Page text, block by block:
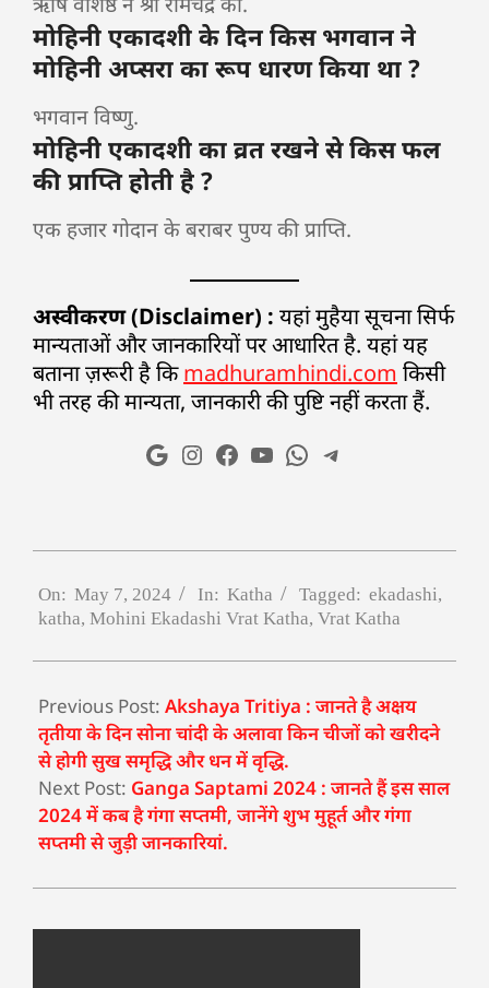
मोहिनी एकादशी के दिन किस भगवान ने
मोहिनी अप्सरा का रूप धारण किया था ?
भगवान विष्णु.
मोहिनी एकादशी का व्रत रखने से किस फल
की प्राप्ति होती है ?
एक हजार गोदान के बराबर पुण्य की प्राप्ति.
अस्वीकरण (Disclaimer) : यहां मुहैया सूचना सिर्फ
मान्यताओं और जानकारियों पर आधारित है. यहां यह
बताना ज़रूरी है किmadhuramhindi.com किसी
भी तरह की मान्यता, जानकारी की पुष्टि नहीं करता हैं.
On: May 7, 2024 In: Katha Tagged: ekadashi,
katha, Mohini Ekadashi Vrat Katha, Vrat Katha
Previous Post: Akshaya Tritiya : जानते है अक्षय
तृतीया के दिन सोना चांदी के अलावा किन चीजों को खरीदने
से होगी सुख समृद्धि और धन में वृद्धि.
Next Post: Ganga Saptami 2024 : जानते हैं इस साल
2024 में कब है गंगा सप्तमी, जानेंगे शुभ मुहूर्त और गंगा
सप्तमी से जुड़ी जानकारियां.